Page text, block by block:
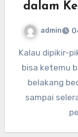
dalam
admin
Kalau dipikir-pikir, hidup ini seru banget ya. Kita
bisa ketemu
belakang
sampai